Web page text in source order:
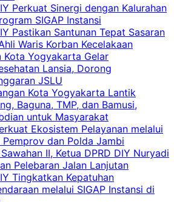
Perkuat Sinergi dengan Kalurahan
SIGAP Instansi
Pastikan Santunan Tepat Sasaran
Waris Korban Kecelakaan
Kota Yogyakarta Gelar
Lansia, Dorong
JSLU
Kota Yogyakarta Lantik
Baguna, TMP, dan Bamusi,
untuk Masyarakat
Ekosistem Pelayanan melalui
Pemprov dan Polda Jambi
II, Ketua DPRD DIY Nuryadi
Pelebaran Jalan Lanjutan
Tingkatkan Kepatuhan
melalui SIGAP Instansi di